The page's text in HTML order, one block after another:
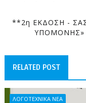
**2η ΕΚΔΟΣΗ -
ΥΠΟΜΟΝΗΣ»
RELATED POST
ΛΟΓΟΤΕΧΝΙΚΑ ΝΕΑ